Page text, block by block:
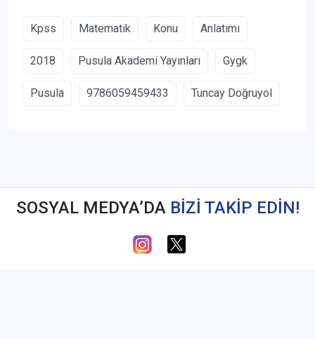
Kpss Matematik Konu Anlatımı
2018 Pusula Akademi Yayınları Gygk
Pusula 9786059459433 Tuncay Doğruyol
SOSYAL MEDYA’DA BİZİ TAKİP EDİN!